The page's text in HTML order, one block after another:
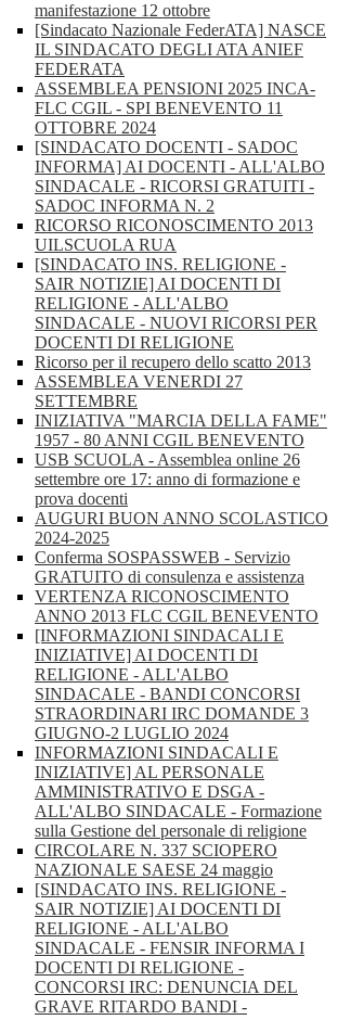
manifestazione 12 ottobre
[Sindacato Nazionale FederATA] NASCE
IL SINDACATO DEGLI ATA ANIEF
FEDERATA
ASSEMBLEA PENSIONI 2025 INCA-
FLC CGIL - SPI BENEVENTO 11
OTTOBRE 2024
[SINDACATO DOCENTI - SADOC
INFORMA] AI DOCENTI - ALL'ALBO
SINDACALE - RICORSI GRATUITI -
SADOC INFORMA N. 2
RICORSO RICONOSCIMENTO 2013
UILSCUOLA RUA
[SINDACATO INS. RELIGIONE -
SAIR NOTIZIE] AI DOCENTI DI
RELIGIONE - ALL'ALBO
SINDACALE - NUOVI RICORSI PER
DOCENTI DI RELIGIONE
Ricorso per il recupero dello scatto 2013
ASSEMBLEA VENERDI 27
SETTEMBRE
INIZIATIVA "MARCIA DELLA FAME"
1957 - 80 ANNI CGIL BENEVENTO
USB SCUOLA - Assemblea online 26
settembre ore 17: anno di formazione e
prova docenti
AUGURI BUON ANNO SCOLASTICO
2024-2025
Conferma SOSPASSWEB - Servizio
GRATUITO di consulenza e assistenza
VERTENZA RICONOSCIMENTO
ANNO 2013 FLC CGIL BENEVENTO
[INFORMAZIONI SINDACALI E
INIZIATIVE] AI DOCENTI DI
RELIGIONE - ALL'ALBO
SINDACALE - BANDI CONCORSI
STRAORDINARI IRC DOMANDE 3
GIUGNO-2 LUGLIO 2024
INFORMAZIONI SINDACALI E
INIZIATIVE] AL PERSONALE
AMMINISTRATIVO E DSGA -
ALL'ALBO SINDACALE - Formazione
sulla Gestione del personale di religione
CIRCOLARE N. 337 SCIOPERO
NAZIONALE SAESE 24 maggio
[SINDACATO INS. RELIGIONE -
SAIR NOTIZIE] AI DOCENTI DI
RELIGIONE - ALL'ALBO
SINDACALE - FENSIR INFORMA I
DOCENTI DI RELIGIONE -
CONCORSI IRC: DENUNCIA DEL
GRAVE RITARDO BANDI -